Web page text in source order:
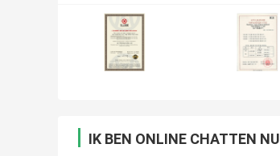
IK BEN ONLINE CHATTEN NU